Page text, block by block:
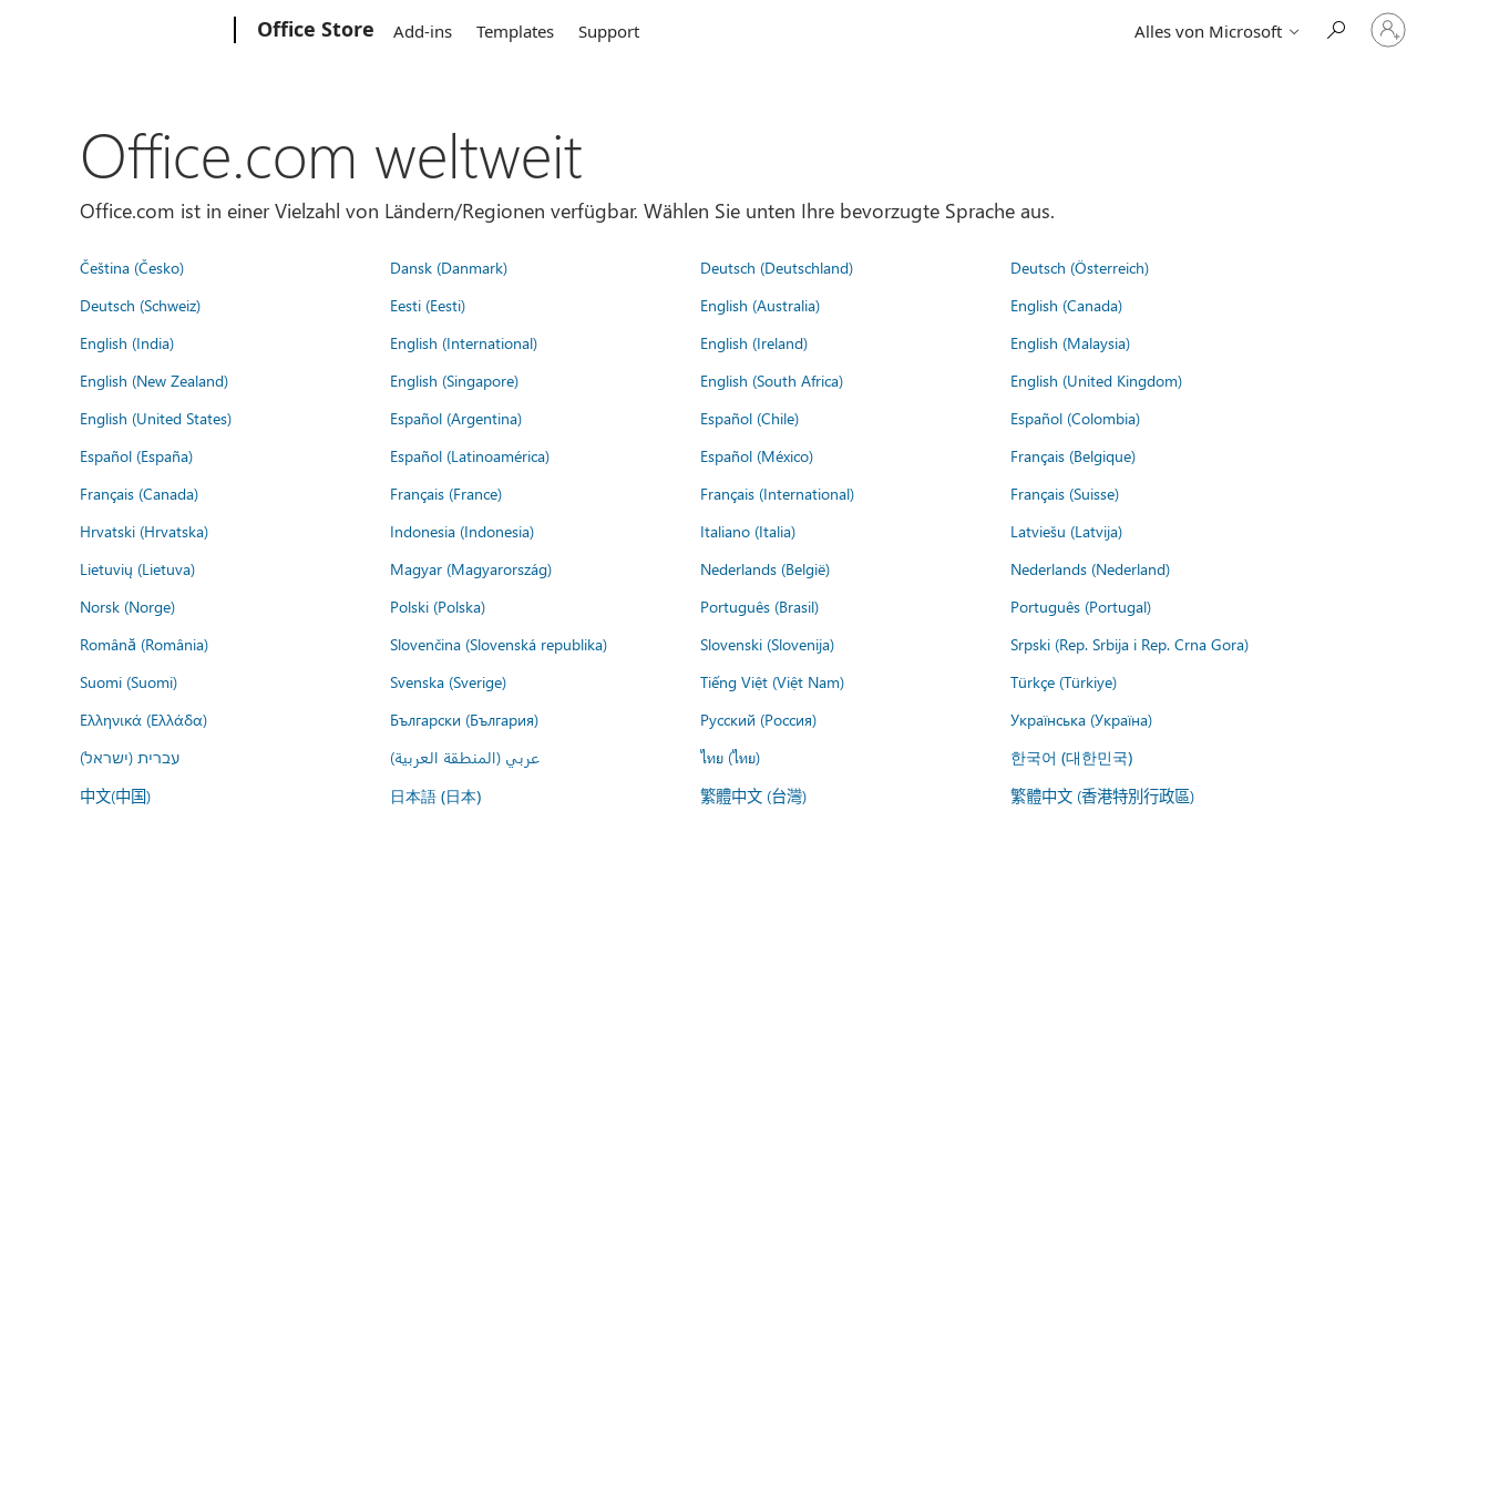
Office Store Add-ins Templates Support Alles von Microsoft
Bei
Ihrem
Konto
Office.com weltweit
Office.com ist in einer Vielzahl von Ländern/Regionen verfügbar. Wählen Sie unten Ihre bevorzugte Sprache aus.
Čeština (Česko) Dansk (Danmark) Deutsch (Deutschland)
Deutsch (Österreich)
Deutsch (Schweiz)
Eesti (Eesti) English (Australia)
English (Canada)
English (India)
English (International) English (Ireland)
English (Malaysia)
English (New Zealand)
English (Singapore) English (South Africa)
English (United Kingdom)
English (United States)
Español (Argentina) Español (Chile)
Español (Colombia)
Español (España)
Español (Latinoamérica) Español (México)
Français (Belgique)
Français (Canada)
Français (France) Français (International)
Français (Suisse)
Hrvatski (Hrvatska)
Indonesia (Indonesia) Italiano (Italia)
Latviešu (Latvija)
Lietuvių (Lietuva)
Magyar (Magyarország) Nederlands (België)
Nederlands (Nederland)
Norsk (Norge)
Polski (Polska) Português (Brasil)
Português (Portugal)
Română (România)
Slovenčina (Slovenská republika) Slovenski (Slovenija)
Srpski (Rep. Srbija i Rep. Crna Gora)
Suomi (Suomi)
Svenska (Sverige) Tiếng Việt (Việt Nam)
Türkçe (Türkiye)
Ελληνικά (Ελλάδα)
Български (България) Русский (Россия)
Українська (Україна)
עברית (ישראל)
عربي (المنطقة العربية) ไทย (ไทย) 한국어 (대한민국)
中文(中国) 日本語 (日本) 繁體中文 (台灣) 繁體中文 (香港特別行政區)